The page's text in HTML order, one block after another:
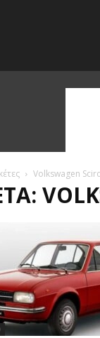
Volkswagen